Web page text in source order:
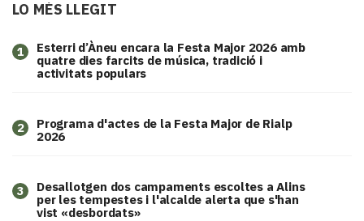
LO MÉS LLEGIT
1
Esterri d’Àneu encara la Festa Major 2026 amb
quatre dies farcits de música, tradició i
activitats populars
2
Programa d'actes de la Festa Major de Rialp
2026
3
​Desallotgen dos campaments escoltes a Alins
per les tempestes i l'alcalde alerta que s'han
vist «desbordats»